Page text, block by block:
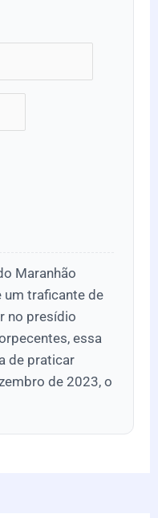
Maranhão
um traficante de
no presídio
essa
de praticar
de 2023, o